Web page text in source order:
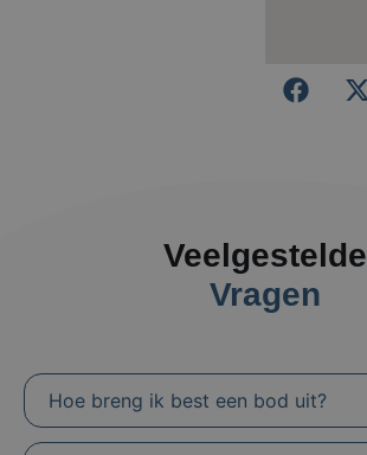
Veelgestelde
Vragen
Hoe breng ik best een bod uit?